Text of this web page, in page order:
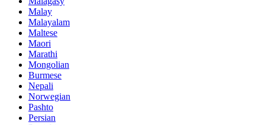
Malay
Malayalam
Maltese
Maori
Marathi
Mongolian
Burmese
Nepali
Norwegian
Pashto
Persian